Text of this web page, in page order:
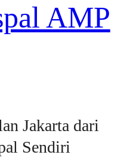
AMP
Jakarta dari
Sendiri